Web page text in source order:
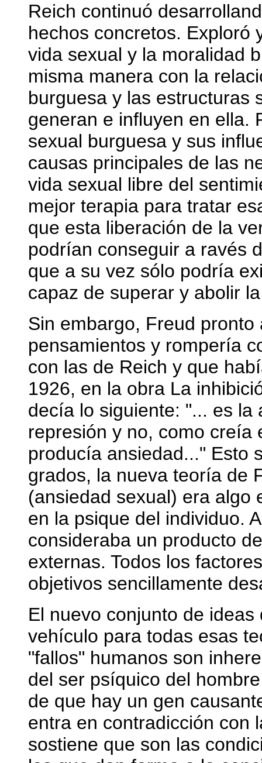
Reich continuó
hechos concretos. Exploró
vida sexual y la moralidad
misma manera con la
burguesa y las estructuras
generan e influyen en ella.
sexual burguesa y sus
causas principales de las
vida sexual libre del
mejor terapia para tratar
que esta liberación de la
podrían conseguir a ravés
que a su vez sólo podría
capaz de superar y abolir
Sin embargo, Freud
pensamientos y rompería
con las de Reich y que
1926, en la obra La
decía lo siguiente: "... es la
represión y no, como creía
producía ansiedad..." Esto
grados, la nueva teoría de
(ansiedad sexual) era algo
en la psique del individuo.
consideraba un producto
externas. Todos los
objetivos sencillamente
El nuevo conjunto de
vehículo para todas esas
"fallos" humanos son
del ser psíquico del
de que hay un gen
entra en contradicción con
sostiene que son las